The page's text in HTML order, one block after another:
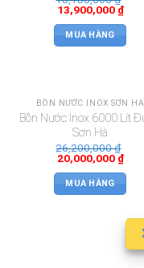
13,900,000 ₫
MUA HÀNG
BỒN NƯỚC INOX SƠN HÀ
Bồn Nước Inox 6000 Lít
Sơn Hà
26,200,000₫
20,000,000 ₫
MUA HÀNG